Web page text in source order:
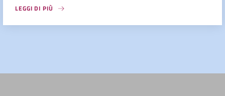
LEGGI DI PIÙ